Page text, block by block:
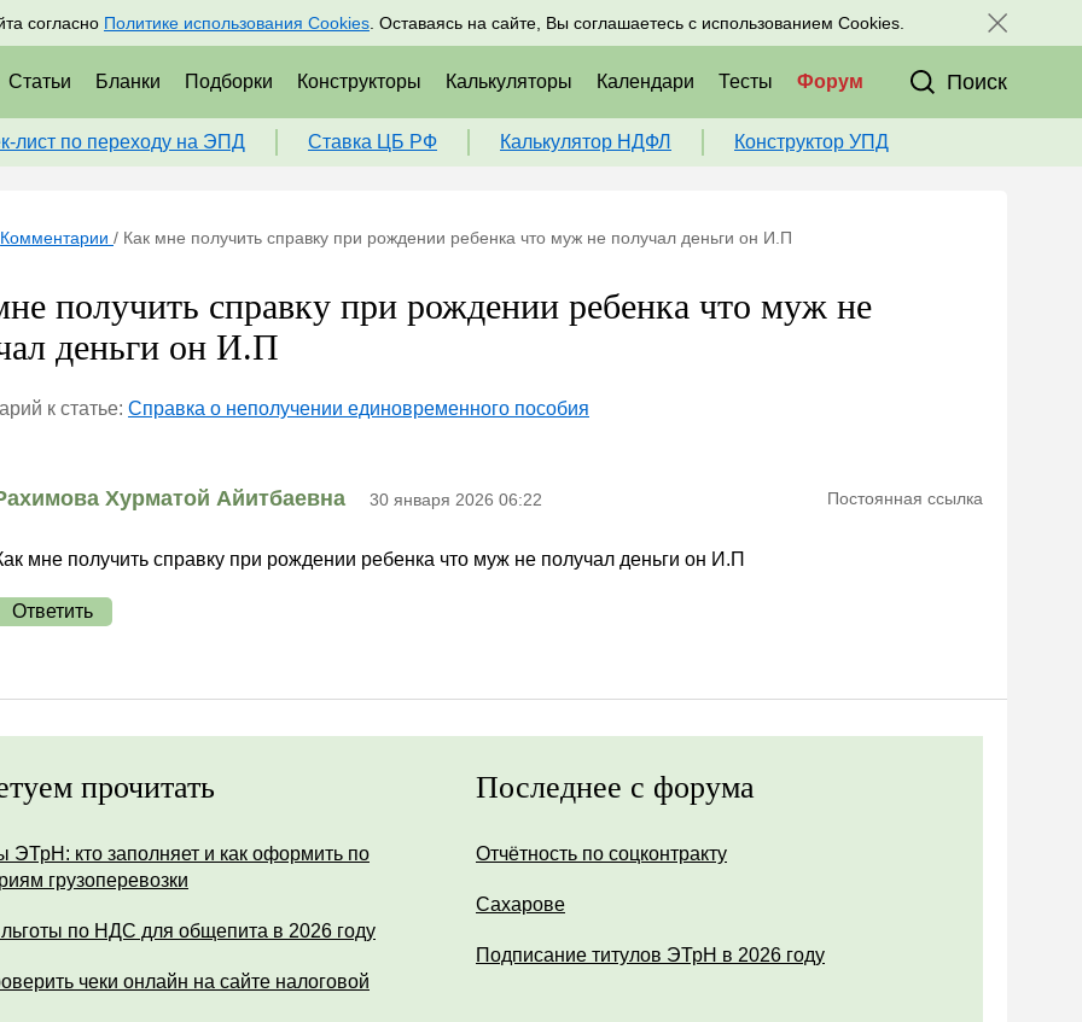
согласно Политике использования Cookies . Оставаясь на сайте, Вы соглашаетесь с использованием Cookies.
Подписаться Присоединяйтесь к нам в соц. сетях:
Статьи Бланки Подборки Конструкторы Калькуляторы Календари Тесты Форум Поиск
лист по переходу на ЭПД Ставка ЦБ РФ Калькулятор НДФЛ Конструктор УПД
Комментарии / Как мне получить справку при рождении ребенка что муж не получал деньги он И.П
получить справку при рождении ребенка что муж не
деньги он И.П
к статье: Справка о неполучении единовременного пособия
Хурматой Айитбаевна 30 января 2026 06:22 Постоянная ссылка
мне получить справку при рождении ребенка что муж не получал деньги он И.П
Ответить
прочитать
ЭТрН: кто заполняет и как оформить по
грузоперевозки
льготы по НДС для общепита в 2026 году
чеки онлайн на сайте налоговой
Последнее с форума
Отчётность по соцконтракту
Сахарове
Подписание титулов ЭТрН в 2026 году